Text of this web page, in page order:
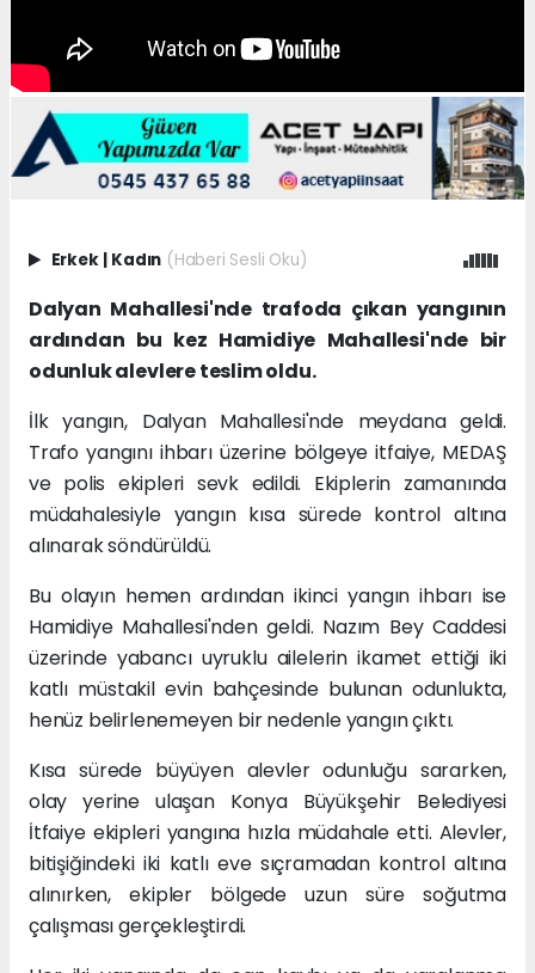
Erkek | Kadın (Haberi Sesli Oku)
Dalyan Mahallesi'nde trafoda çıkan yangının
ardından bu kez Hamidiye Mahallesi'nde bir
odunluk alevlere teslim oldu.
İlk yangın, Dalyan Mahallesi'nde meydana geldi.
Trafo yangını ihbarı üzerine bölgeye itfaiye, MEDAŞ
ve polis ekipleri sevk edildi. Ekiplerin zamanında
müdahalesiyle yangın kısa sürede kontrol altına
alınarak söndürüldü.
Bu olayın hemen ardından ikinci yangın ihbarı ise
Hamidiye Mahallesi'nden geldi. Nazım Bey Caddesi
üzerinde yabancı uyruklu ailelerin ikamet ettiği iki
katlı müstakil evin bahçesinde bulunan odunlukta,
henüz belirlenemeyen bir nedenle yangın çıktı.
Kısa sürede büyüyen alevler odunluğu sararken,
olay yerine ulaşan Konya Büyükşehir Belediyesi
İtfaiye ekipleri yangına hızla müdahale etti. Alevler,
bitişiğindeki iki katlı eve sıçramadan kontrol altına
alınırken, ekipler bölgede uzun süre soğutma
çalışması gerçekleştirdi.